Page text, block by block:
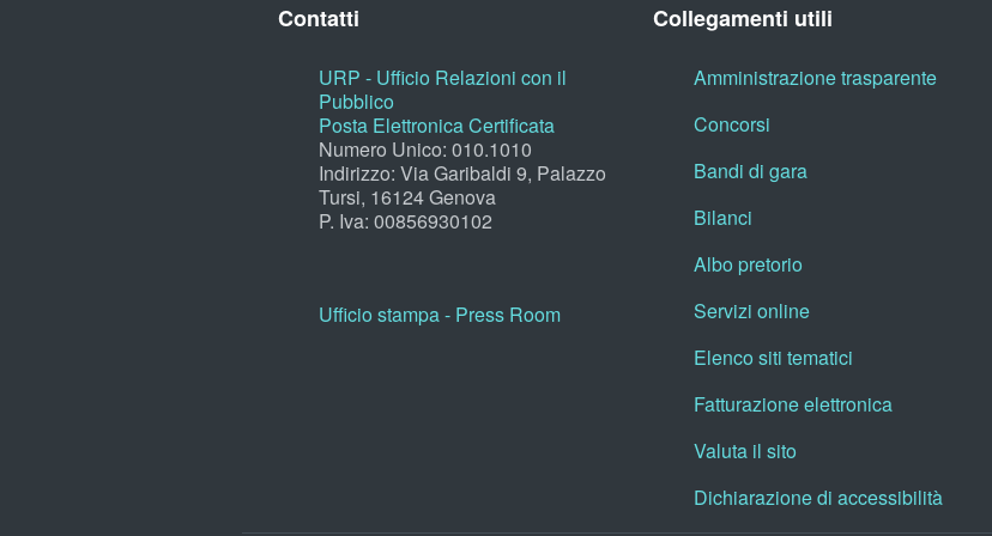
Contatti
URP - Ufficio Relazioni con il
Pubblico
Posta Elettronica Certificata
Numero Unico: 010.1010
Indirizzo: Via Garibaldi 9, Palazzo
Tursi, 16124 Genova
P. Iva: 00856930102
Ufficio stampa - Press Room
Collegamenti utili
Amministrazione trasparente
Concorsi
Bandi di gara
Bilanci
Albo pretorio
Servizi online
Elenco siti tematici
Fatturazione elettronica
Valuta il sito
Dichiarazione di accessibilità